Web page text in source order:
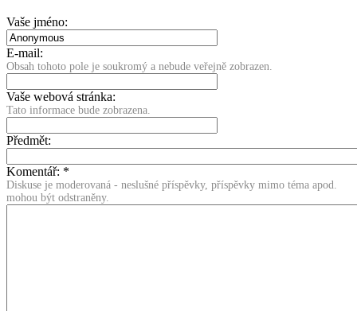
Vaše jméno:
E-mail:
Obsah tohoto pole je soukromý a nebude veřejně zobrazen.
Vaše webová stránka:
Tato informace bude zobrazena.
Předmět:
Komentář: *
Diskuse je moderovaná - neslušné příspěvky, příspěvky mimo téma apod.
mohou být odstraněny.